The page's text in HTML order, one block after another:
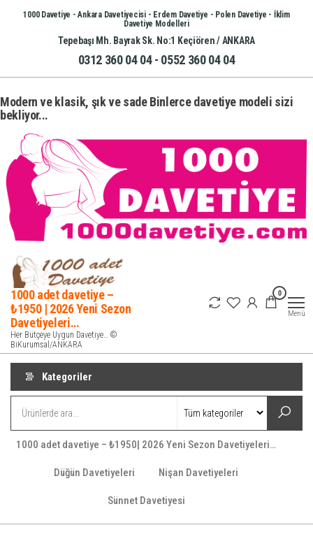
İçeriğe1000 Davetiye - Ankara Davetiyecisi - Erdem Davetiye - Polen Davetiye - İklim
Davetiye Modelleri
Tepebaşı Mh. Bayrak Sk. No:1 Keçiören / ANKARA
0312 360 04 04 - 0552 360 04 04
Modern ve klasik, şık ve sade Binlerce davetiye modeli sizi
bekliyor...
1000 adet davetiye –
₺1950 | 2026 Yeni Sezon
Davetiyeleri…
Her Bütçeye Uygun Davetiye… ©
BiKurumsal/ANKARA
0
Menü
Kategoriler
1000 adet davetiye – ₺1950| 2026 Yeni Sezon Davetiyeleri…
Düğün Davetiyeleri Nişan Davetiyeleri
Sünnet Davetiyesi